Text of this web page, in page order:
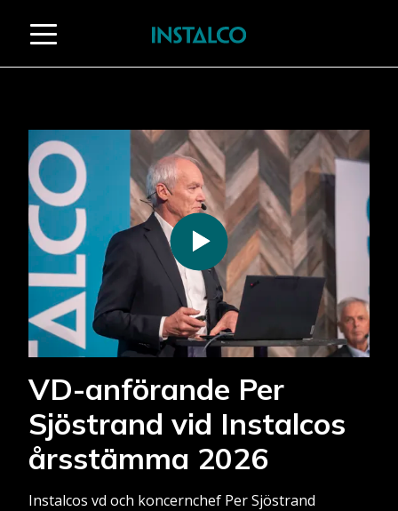
VD-anförande Per
Sjöstrand vid Instalcos
årsstämma 2026
Instalcos vd och koncernchef Per Sjöstrand